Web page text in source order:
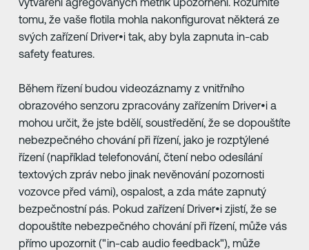
tomu, že vaše flotila mohla nakonfigurovat některá ze
svých zařízení Driver•i tak, aby byla zapnuta in-cab
safety features.
Během řízení budou videozáznamy z vnitřního
obrazového senzoru zpracovány zařízením Driver•i a
mohou určit, že jste bdělí, soustředění, že se dopouštíte
nebezpečného chování při řízení, jako je rozptýlené
řízení (například telefonování, čtení nebo odesílání
textových zpráv nebo jinak nevěnování pozornosti
vozovce před vámi), ospalost, a zda máte zapnutý
bezpečnostní pás. Pokud zařízení Driver•i zjistí, že se
dopouštíte nebezpečného chování při řízení, může vás
přímo upozornit ("in-cab audio feedback"), může